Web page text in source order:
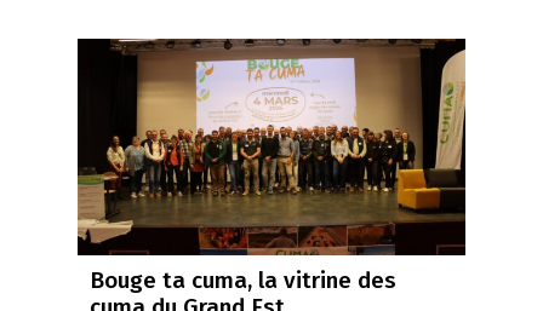
Bouge ta cuma, la vitrine des